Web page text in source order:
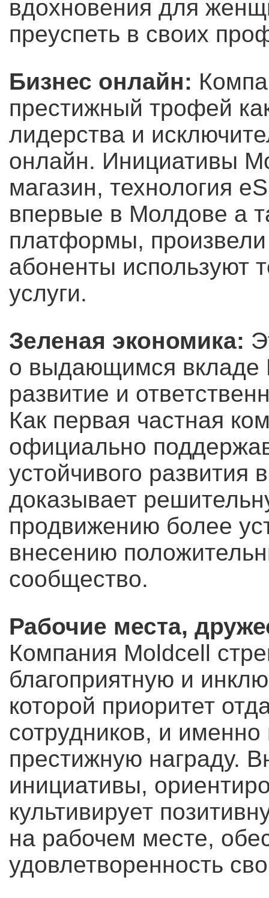
вдохновения для
преуспеть в своих
Бизнес онлайн:
престижный трофей
лидерства и
онлайн. Инициативы
магазин, технология
впервые в Молдове а
платформы,
абоненты используют
услуги.
Зеленая экономика:
о выдающимся вкладе
развитие и
Как первая частная
официально
устойчивого
доказывает
продвижению более
внесению
сообщество.
Рабочие места,
Компания Moldcell
благоприятную и
которой приоритет
сотрудников, и
престижную награду.
инициативы,
культивирует
на рабочем месте,
удовлетворенность